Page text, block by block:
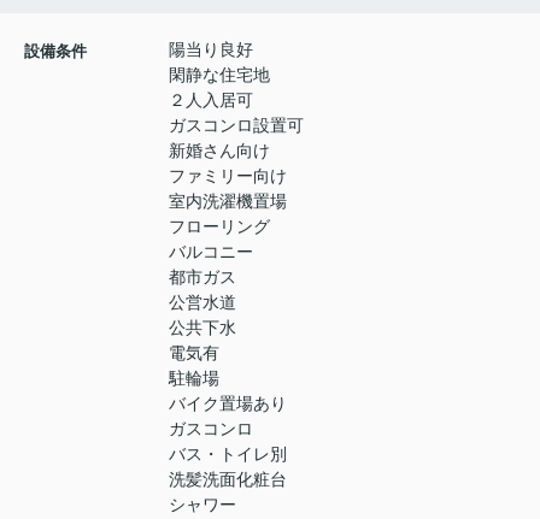
設備条件
陽当り良好
閑静な住宅地
２人入居可
ガスコンロ設置可
新婚さん向け
ファミリー向け
室内洗濯機置場
フローリング
バルコニー
都市ガス
公営水道
公共下水
電気有
駐輪場
バイク置場あり
ガスコンロ
バス・トイレ別
洗髪洗面化粧台
シャワー